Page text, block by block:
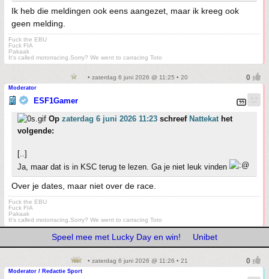
Ik heb die meldingen ook eens aangezet, maar ik kreeg ook
geen melding.
Fuck the EBU
Fuck FIA
Pakaak
It's called motorracing.Sorry? We went to carracing Toto
• zaterdag 6 juni 2026 @ 11:25 • 20
Moderator
ESF1Gamer
Op zaterdag 6 juni 2026 11:23 schreef Nattekathet
volgende:
[..]
Ja, maar dat is in KSC terug te lezen. Ga je niet leuk vinden
Over je dates, maar niet over de race.
Fuck the EBU
Fuck FIA
Pakaak
It's called motorracing.Sorry? We went to carracing Toto
Speel mee met Lucky Day en win! Unibet
• zaterdag 6 juni 2026 @ 11:26 • 21
Moderator / Redactie Sport